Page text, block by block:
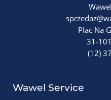
Plac Na
31-
(12)
Wawel Service